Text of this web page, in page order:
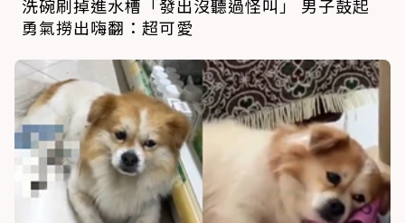
洗碗刷掉進水槽「發出沒聽過怪叫」 男子鼓起
勇氣撈出嗨翻：超可愛